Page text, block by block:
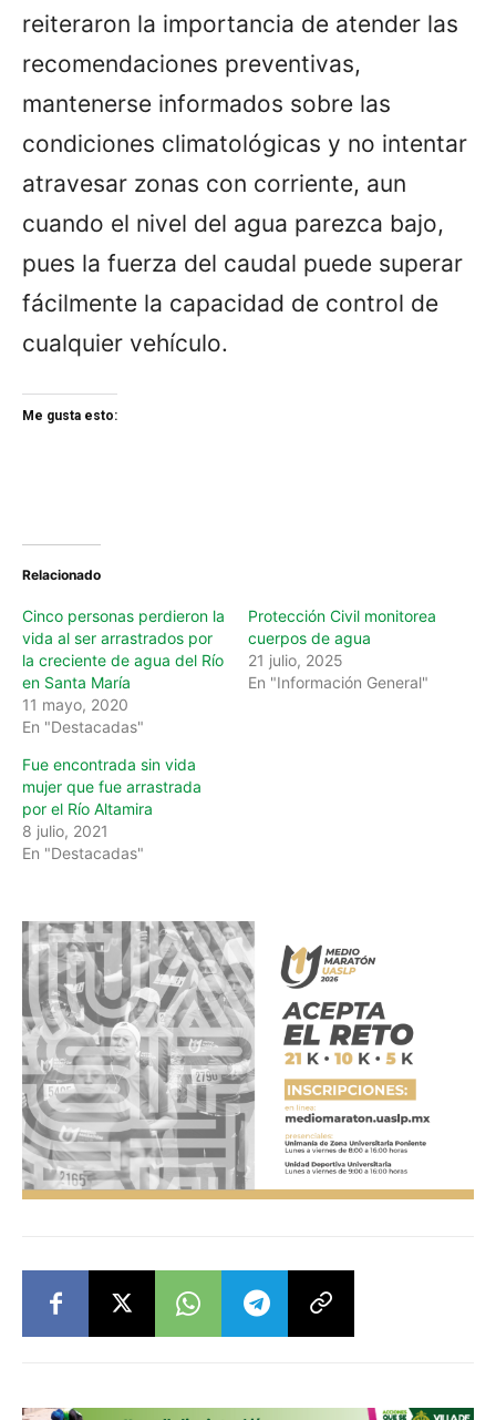
reiteraron la importancia de atender las
recomendaciones preventivas,
mantenerse informados sobre las
condiciones climatológicas y no intentar
atravesar zonas con corriente, aun
cuando el nivel del agua parezca bajo,
pues la fuerza del caudal puede superar
fácilmente la capacidad de control de
cualquier vehículo.
Me gusta esto:
Relacionado
Cinco personas perdieron la
vida al ser arrastrados por
la creciente de agua del Río
en Santa María
11 mayo, 2020
En "Destacadas"
Protección Civil monitorea
cuerpos de agua
21 julio, 2025
En "Información General"
Fue encontrada sin vida
mujer que fue arrastrada
por el Río Altamira
8 julio, 2021
En "Destacadas"